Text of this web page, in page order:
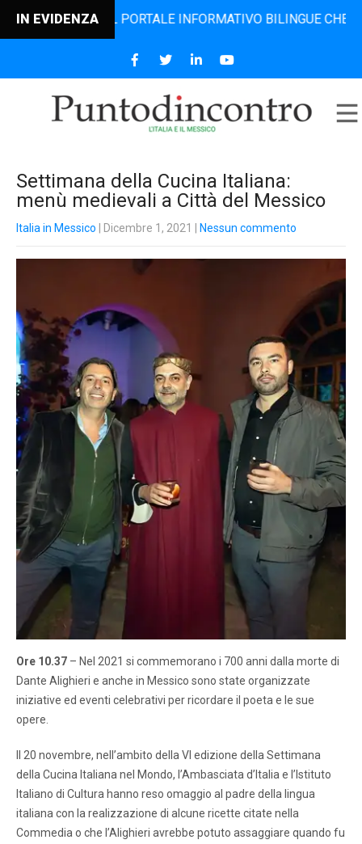
IN EVIDENZAIL PORTALE INFORMATIVO BILINGUE CHE DAL
Settimana della Cucina Italiana:
menù medievali a Città del Messico
Italia in Messico | Dicembre 1, 2021 Nessun commento
Ore 10.37 – Nel 2021 si commemorano i 700 anni dalla morte di
Dante Alighieri e anche in Messico sono state organizzate
iniziative ed eventi celebrativi per ricordare il poeta e le sue
opere.
Il 20 novembre, nell’ambito della VI edizione della Settimana
della Cucina Italiana nel Mondo, l’Ambasciata d’Italia e l’Istituto
Italiano di Cultura hanno reso omaggio al padre della lingua
italiana con la realizzazione di alcune ricette citate nella
Commedia o che l’Alighieri avrebbe potuto assaggiare quando fu